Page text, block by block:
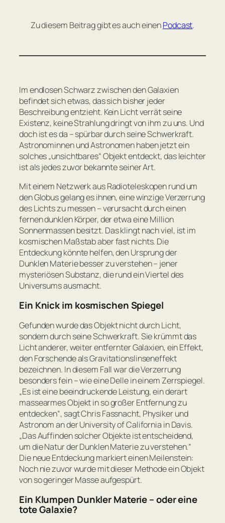
Zu diesem Beitrag gibt es auch einenPodcast.
Im endlosen Schwarz zwischen den Galaxien
befindet sich etwas, das sich bisher jeder
Beschreibung entzieht. Kein Licht verrät seine
Existenz, keine Strahlung dringt von ihm zu uns. Und
doch ist es da – spürbar durch seine Schwerkraft.
Astronominnen und Astronomen haben jetzt ein
solches „unsichtbares“ Objekt entdeckt, das leichter
ist als jedes zuvor bekannte seiner Art.
Mit einem Netzwerk aus Radioteleskopen rund um
den Globus gelang es ihnen, eine winzige Verzerrung
des Lichts zu messen – verursacht durch einen
fernen dunklen Körper, der etwa eine Million
Sonnenmassen besitzt. Das klingt nach viel, ist im
kosmischen Maßstab aber fast nichts. Die
Entdeckung könnte helfen, den Ursprung der
Dunklen Materie besser zu verstehen – jener
mysteriösen Substanz, die rund ein Viertel des
Universums ausmacht.
Ein Knick im kosmischen Spiegel
Gefunden wurde das Objekt nicht durch Licht,
sondern durch seine Schwerkraft. Sie krümmt das
Licht anderer, weiter entfernter Galaxien, ein Effekt,
den Forschende als Gravitationslinseneffekt
bezeichnen. In diesem Fall war die Verzerrung
besonders fein – wie eine Delle in einem Zerrspiegel.
„Es ist eine beeindruckende Leistung, ein derart
massearmes Objekt in so großer Entfernung zu
entdecken“, sagt Chris Fassnacht, Physiker und
Astronom an der University of California in Davis.
„Das Auffinden solcher Objekte ist entscheidend,
um die Natur der Dunklen Materie zu verstehen.“
Die neue Entdeckung markiert einen Meilenstein:
Noch nie zuvor wurde mit dieser Methode ein Objekt
von so geringer Masse aufgespürt.
Ein Klumpen Dunkler Materie – oder eine
tote Galaxie?